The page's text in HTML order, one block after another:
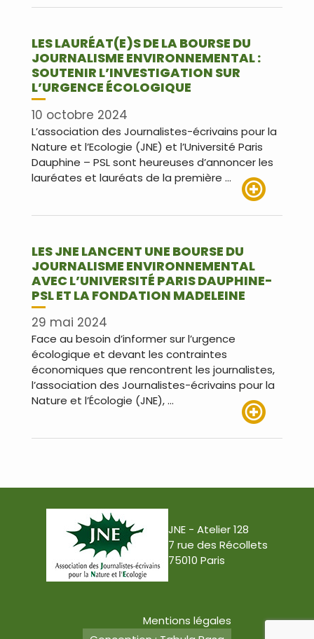
LES LAURÉAT(E)S DE LA BOURSE DU
JOURNALISME ENVIRONNEMENTAL :
SOUTENIR L’INVESTIGATION SUR
L’URGENCE ÉCOLOGIQUE
10 octobre 2024
L’association des Journalistes-écrivains pour la
Nature et l’Ecologie (JNE) et l’Université Paris
Dauphine – PSL sont heureuses d’annoncer les
lauréates et lauréats de la première …
LES JNE LANCENT UNE BOURSE DU
JOURNALISME ENVIRONNEMENTAL
AVEC L’UNIVERSITÉ PARIS DAUPHINE-
PSL ET LA FONDATION MADELEINE
29 mai 2024
Face au besoin d’informer sur l’urgence
écologique et devant les contraintes
économiques que rencontrent les journalistes,
l’association des Journalistes-écrivains pour la
Nature et l’Écologie (JNE), …
JNE - Atelier 128
7 rue des Récollets
75010 Paris
Mentions légales